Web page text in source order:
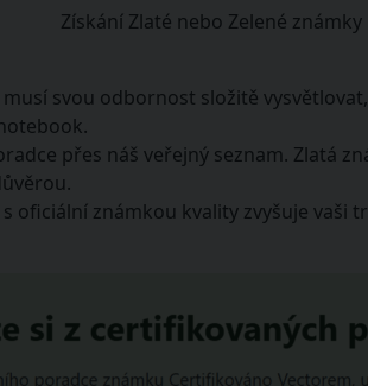
Získání Zlaté nebo Zelené
svou odbornost složitě
přes náš veřejný seznam. Zlatá
oficiální známkou kvality zvyšuje vaši